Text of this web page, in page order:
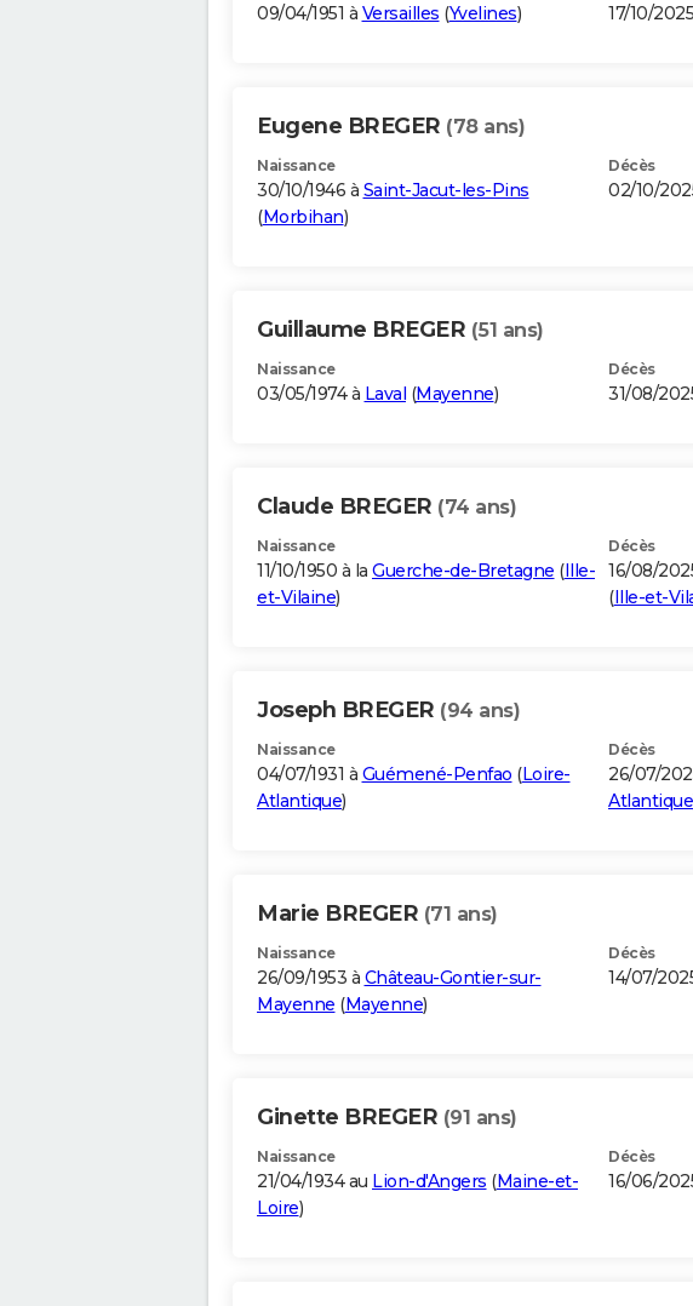
09/04/1951 à Versailles (Yvelines) 17/10/
Eugene BREGER (78 ans)
Naissance
30/10/1946 à Saint-Jacut-les-Pins
(Morbihan)
Décès
02/10/
Guillaume BREGER (51 ans)
Naissance
03/05/1974 à Laval (Mayenne)
Décès
31/08/
Claude BREGER (74 ans)
Naissance
11/10/1950 à la Guerche-de-Bretagne (Ille-
et-Vilaine)
Décès
16/08/
(Ille-et-
Joseph BREGER (94 ans)
Naissance
04/07/1931 à Guémené-Penfao (Loire-
Atlantique)
Décès
26/07/
Atlantique
Marie BREGER (71 ans)
Naissance
26/09/1953 à Château-Gontier-sur-
Mayenne (Mayenne)
Décès
14/07/
Ginette BREGER (91 ans)
Naissance
21/04/1934 au Lion-d'Angers (Maine-et-
Loire)
Décès
16/06/